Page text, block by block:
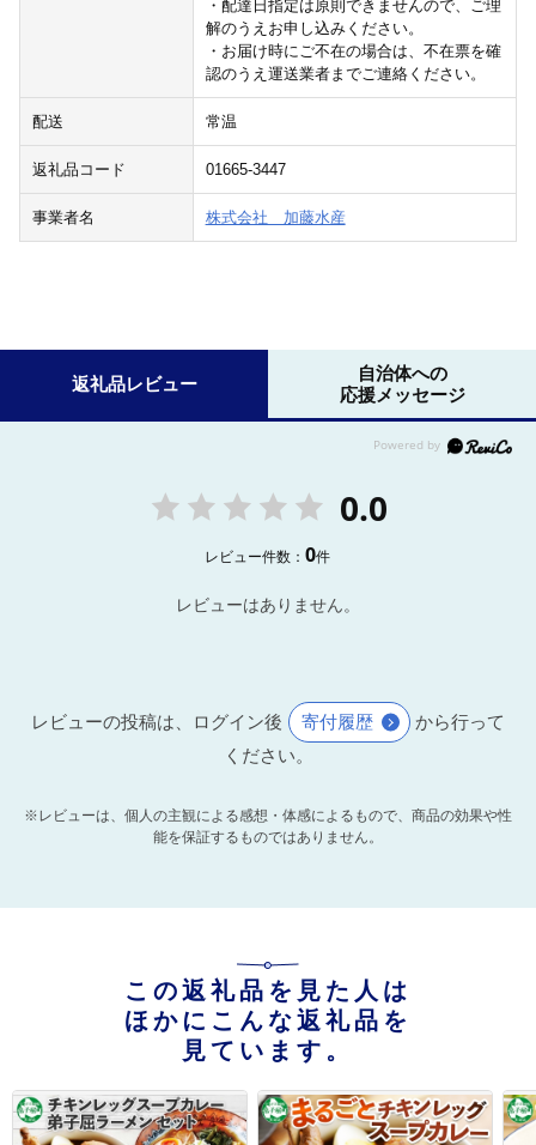
・配達日指定は原則できませんので、ご理
解のうえお申し込みください。
・お届け時にご不在の場合は、不在票を確
認のうえ運送業者までご連絡ください。
配送 常温
返礼品コード 01665-3447
事業者名 株式会社 加藤水産
返礼品レビュー
自治体への
応援メッセージ
0.0
レビュー件数：0件
レビューはありません。
レビューの投稿は、ログイン後 寄付履歴
から行って
ください。
※レビューは、個人の主観による感想・体感によるもので、商品の効果や性
能を保証するものではありません。
この返礼品を見た人は
ほかにこんな返礼品を
見ています。